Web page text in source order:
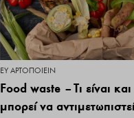
ΕΥ ΑΡΤΟΠΟΙΕΊΝ
Food waste – Τι είναι
μπορεί να αντιμετωπιστεί